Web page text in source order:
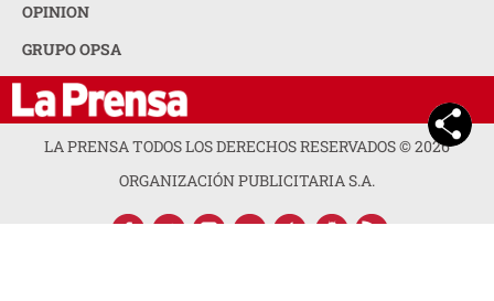
OPINION
GRUPO OPSA
LA PRENSA TODOS LOS DERECHOS RESERVADOS ©2026
ORGANIZACIÓN PUBLICITARIA S.A.